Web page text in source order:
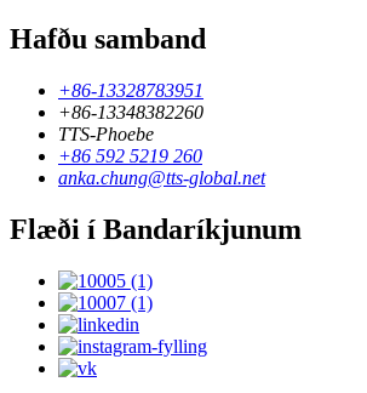
Hafðu samband
+86-13328783951
+86-13348382260
TTS-Phoebe
+86 592 5219 260
anka.chung@tts-global.net
Flæði í Bandaríkjunum